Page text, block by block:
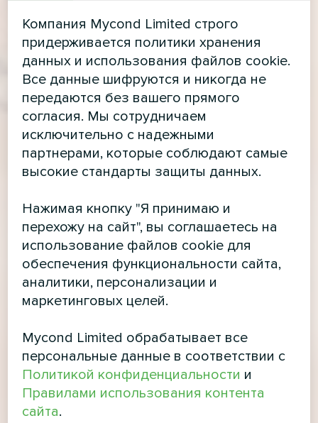
Компания Mycond Limited строго
придерживается политики хранения
данных и использования файлов cookie.
Все данные шифруются и никогда не
передаются без вашего прямого
согласия. Мы сотрудничаем
исключительно с надежными
партнерами, которые соблюдают самые
высокие стандарты защиты данных.
Нажимая кнопку "Я принимаю и
перехожу на сайт", вы соглашаетесь на
использование файлов cookie для
обеспечения функциональности сайта,
аналитики, персонализации и
маркетинговых целей.
Mycond Limited обрабатывает все
персональные данные в соответствии с
Политикой конфиденциальности и
Правилами использования контента
сайта.